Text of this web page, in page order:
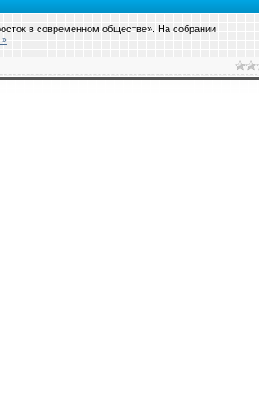
в современном обществе». На собрании
»